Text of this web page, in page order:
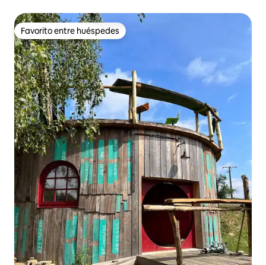
Favorito entre huéspedes
Favorito entre huéspedes